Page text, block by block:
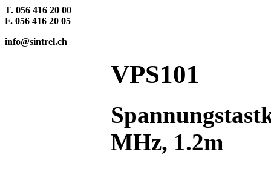
T. 056 416 20 00
F. 056 416 20 05
info@sintrel.ch
VPS101
MHz, 1.2m